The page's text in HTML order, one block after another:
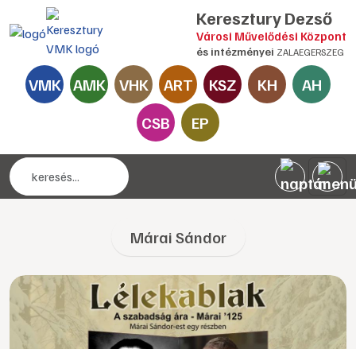
Keresztury Dezső
Városi Művelődési Központ
és intézményei ZALAEGERSZEG
VMK AMK VHK ART KSZ KH
AH
CSB
EP
Márai Sándor